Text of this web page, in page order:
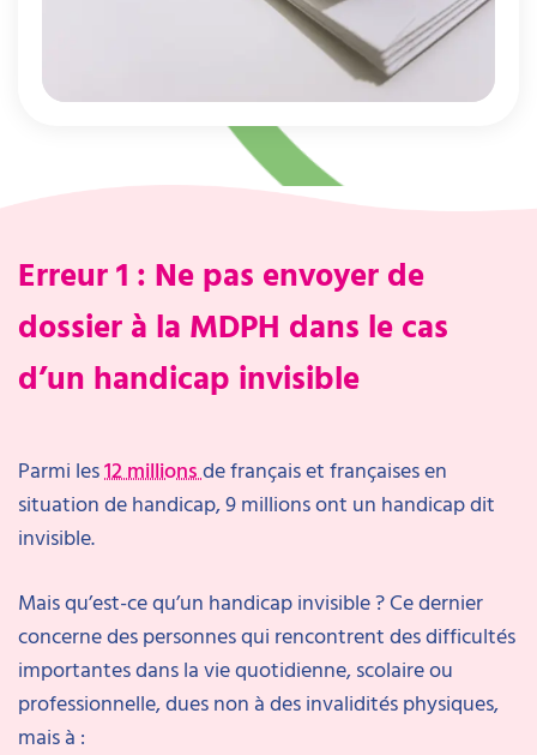
Erreur 1 : Ne pas envoyer de
dossier à la MDPH dans le cas
d’un handicap invisible
Parmi les12 millionsde français et françaises en
situation de handicap, 9 millions ont un handicap dit
invisible.
Mais qu’est-ce qu’un handicap invisible ? Ce dernier
concerne des personnes qui rencontrent des difficultés
importantes dans la vie quotidienne, scolaire ou
professionnelle, dues non à des invalidités physiques,
mais à :